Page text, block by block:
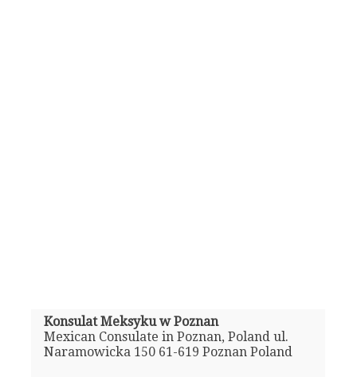
Konsulat Meksyku w Poznan
Mexican Consulate in Poznan, Poland ul.
Naramowicka 150 61-619 Poznan Poland